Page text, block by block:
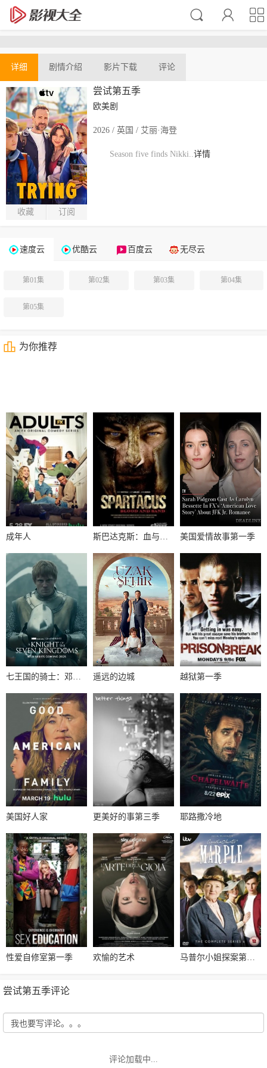
详细 剧情介绍 影片下载 评论
收藏 订阅
尝试第五季
欧美剧
2026 / 英国 / 艾丽·海登
Season five finds Nikki..详情
速度云 优酷云 百度云 无尽云
第01集 第02集 第03集 第04集
第05集
为你推荐
成年人 美国爱情故事第一季
遥远的边城 越狱第一季
美国好人家 更美好的事第三季 耶路撒冷地
性爱自修室第一季 欢愉的艺术 马普尔小姐探案第六季
尝试第五季评论
评论加载中...